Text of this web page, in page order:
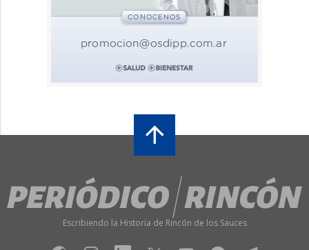
Escribiendo la Historia de Rincón de los Sauces